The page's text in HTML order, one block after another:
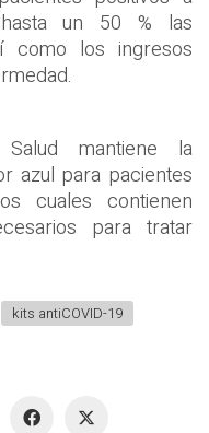
un 50 % las
como los ingresos
mantiene la
azul para pacientes
cuales contienen
para tratar
kits antiCOVID-19